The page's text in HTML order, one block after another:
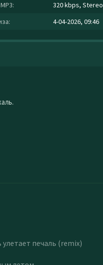
320 kbps, Stereo
4-04-2026, 09:46
печаль (remix)